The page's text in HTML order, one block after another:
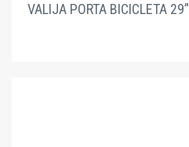
VALIJA PORTA BICICLETA 29”